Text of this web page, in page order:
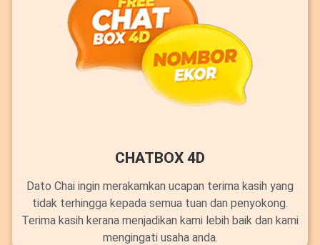
CHATBOX 4D
Dato Chai ingin merakamkan ucapan terima kasih yang
tidak terhingga kepada semua tuan dan penyokong.
Terima kasih kerana menjadikan kami lebih baik dan kami
mengingati usaha anda.